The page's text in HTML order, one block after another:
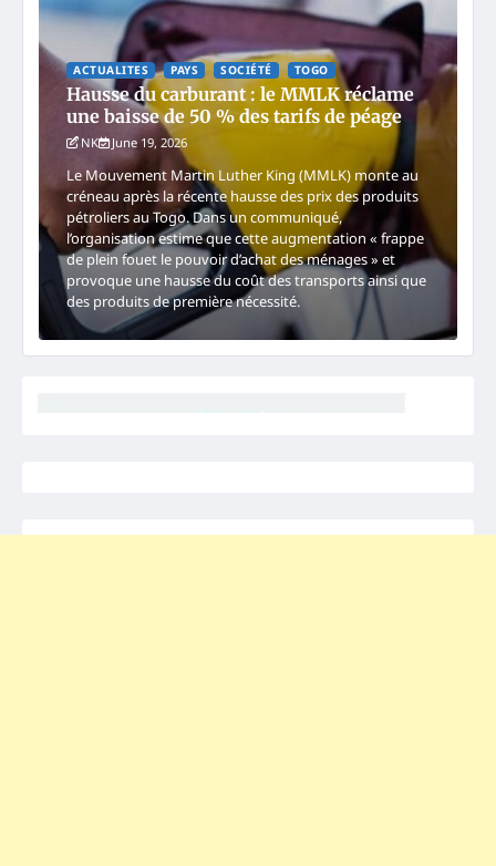
ACTUALITES PAYS SOCIÉTÉ TOGO
Hausse du carburant : le MMLK réclame
une baisse de 50 % des tarifs de péage
NK June 19, 2026
Le Mouvement Martin Luther King (MMLK) monte au
créneau après la récente hausse des prix des produits
pétroliers au Togo. Dans un communiqué,
l’organisation estime que cette augmentation « frappe
de plein fouet le pouvoir d’achat des ménages » et
provoque une hausse du coût des transports ainsi que
des produits de première nécessité.